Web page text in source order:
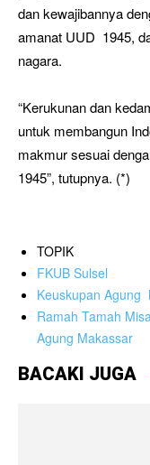
dan kewajibannya
amanat UUD 1945,
nagara.
“Kerukunan dan
untuk membangun
makmur sesuai
1945”, tutupnya. (*)
TOPIK
FKUB Sulsel
Keuskupan Agung
Ramah Tamah
Agung Makassar
BACAKI JUGA